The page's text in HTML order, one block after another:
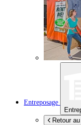
Entreposage
Retour